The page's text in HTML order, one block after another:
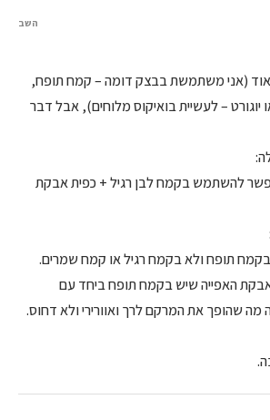
(אני משתמשת בבצק דומה – קמח תופח,
– לעשיית בואיקוס מלוחים), אבל דבר
להשתמש בקמח לבן רגיל + כפית אבקת
תופח ולא בקמח רגיל או קמח שמרים.
אבקת האפייה שיש בקמח תופח ביחד עם
מה שהופך את המרקם לרך ואוורירי ולא דחוס.
השב